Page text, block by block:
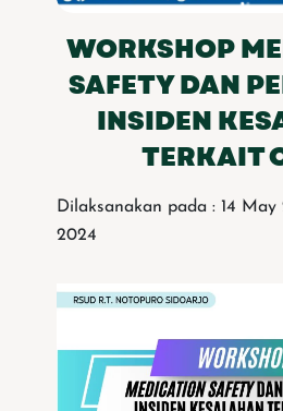
WORKSHOP
SAFETY DAN
INSIDEN
TERKAIT
Dilaksanakan pada : 14
2024